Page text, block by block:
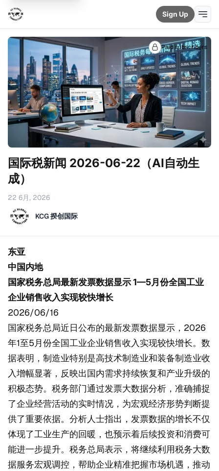
Sign Up
Paid subscribers
国际税新闻 2026-06-22（AI自动生
成）
22 6月, 2026
KCG 揆创国际
东亚
中国内地
国家税务总局最新发票数据显示 1—5月份全国工业
企业销售收入实现较快增长
2026/06/16
国家税务总局近日公布的最新发票数据显示，2026
年1至5月份全国工业企业销售收入实现较快增长。数
据表明，制造业特别是高技术制造业和装备制造业收
入增幅显著，反映出国内需求持续恢复和产业升级的
积极态势。税务部门通过发票大数据分析，准确捕捉
了企业经营活动的实时情况，为宏观经济形势判断提
供了重要依据。分析人士指出，发票数据的增长不仅
体现了工业生产的回暖，也预示着后续投资和消费可
能进一步提升。税务总局表示，将继续利用税务大数
据服务宏观调控，帮助企业精准把握市场机遇，推动